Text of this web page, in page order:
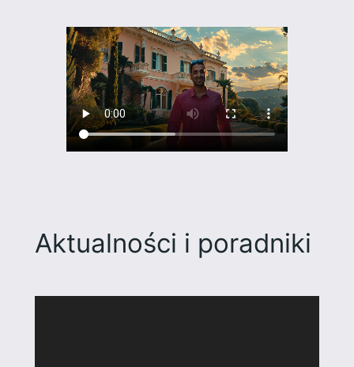
Aktualności i poradniki